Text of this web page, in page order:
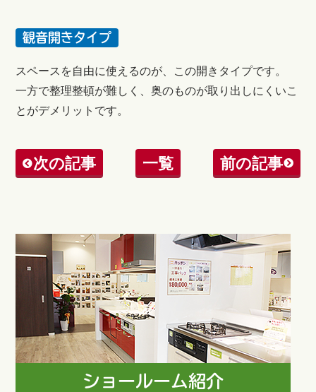
観音開きタイプ
スペースを自由に使えるのが、この開きタイプです。
一方で整理整頓が難しく、奥のものが取り出しにくいこ
とがデメリットです。
次の記事 一覧 前の記事